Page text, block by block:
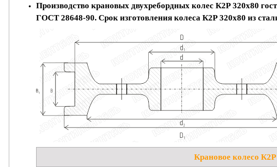
Производство крановых двухребордных колес К2Р 320х80
ГОСТ 28648-90. Срок изготовления колеса К2Р 320х80 из
Крановое колесо К2Р